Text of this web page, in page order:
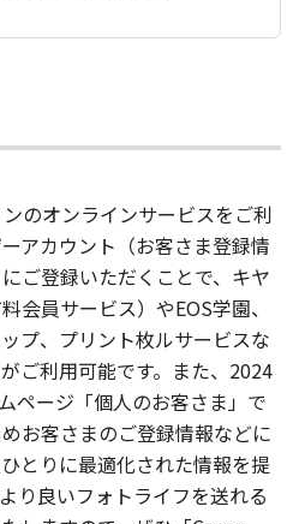
ンのオンラインサービスをご利
アカウント（お客さま登録情
ご登録いただくことで、キヤ
会員サービス）やEOS学園、
プ、プリント枚ルサービスな
ご利用可能です。また、2024
ページ「個人のお客さま」で
お客さまのご登録情報などに
とりに最適化された情報を提
り良いフォトライフを送れる